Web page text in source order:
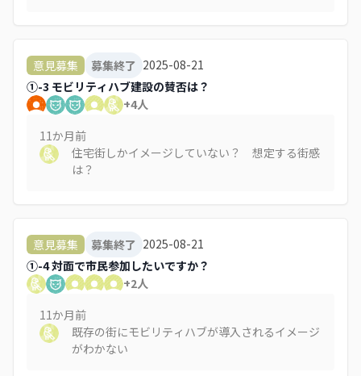
意見募集 募集終了 2025-08-21
①-3 モビリティハブ建設の賛否は？
+4人
11か月前
住宅街しかイメージしていない？ 想定する街感
は？
意見募集 募集終了 2025-08-21
①-4 対面で市民参加したいですか？
+2人
11か月前
既存の街にモビリティハブが導入されるイメージ
がわかない